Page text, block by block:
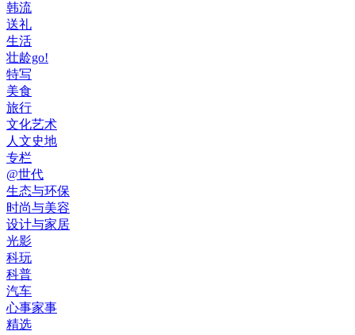
韩流
送礼
生活
壮龄go!
特写
美食
旅行
文化艺术
人文史地
专栏
@世代
生态与环保
时尚与美容
设计与家居
光影
科玩
科普
汽车
心事家事
精选